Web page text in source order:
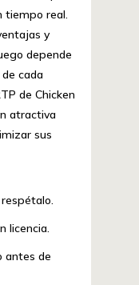
tiempo real.
y
depende
cada
de Chicken
atractiva
sus
licencia.
antes de